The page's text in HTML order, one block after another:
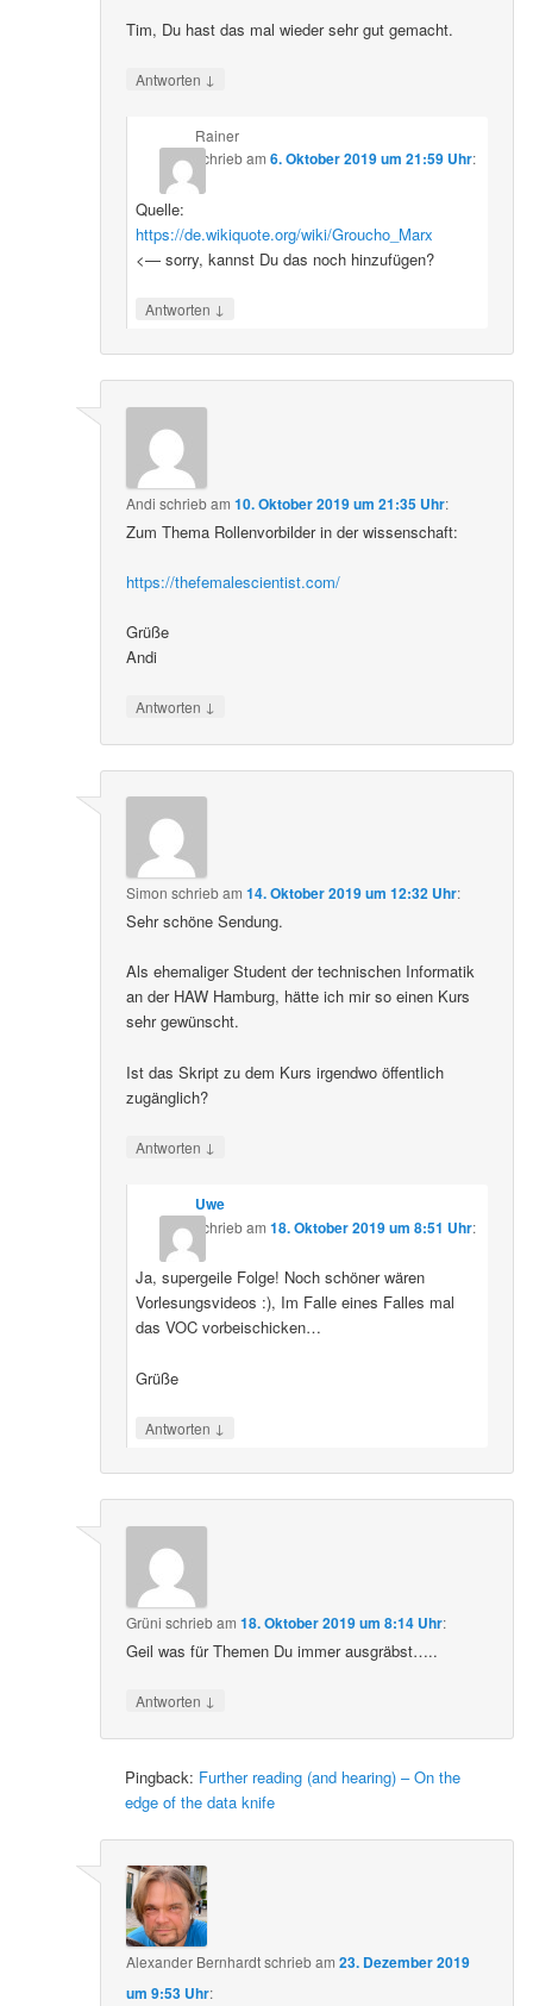
Tim, Du hast das mal wieder sehr gut gemacht.
Antworten ↓
Rainer
schriebam 6. Oktober 2019 um 21:59 Uhr:
Quelle:
https://de.wikiquote.org/wiki/Groucho_Marx
<— sorry, kannst Du das noch hinzufügen?
Antworten ↓
Andi schriebam10. Oktober 2019 um 21:35 Uhr:
Zum Thema Rollenvorbilder in der wissenschaft:
https://thefemalescientist.com/
Grüße
Andi
Antworten ↓
Simon schriebam14. Oktober 2019 um 12:32 Uhr:
Sehr schöne Sendung.
Als ehemaliger Student der technischen Informatik
an der HAW Hamburg, hätte ich mir so einen Kurs
sehr gewünscht.
Ist das Skript zu dem Kurs irgendwo öffentlich
zugänglich?
Antworten ↓
Uwe
schriebam 18. Oktober 2019 um 8:51 Uhr:
Ja, supergeile Folge! Noch schöner wären
Vorlesungsvideos :), Im Falle eines Falles mal
das VOC vorbeischicken…
Grüße
Antworten ↓
Grüni schriebam18. Oktober 2019 um 8:14 Uhr:
Geil was für Themen Du immer ausgräbst…..
Antworten ↓
Pingback: Further reading (and hearing) – On the
edge of the data knife
Alexander Bernhardtschriebam23. Dezember 2019
um 9:53 Uhr: